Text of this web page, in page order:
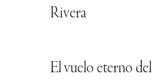
Rivera
El vuelo eterno del